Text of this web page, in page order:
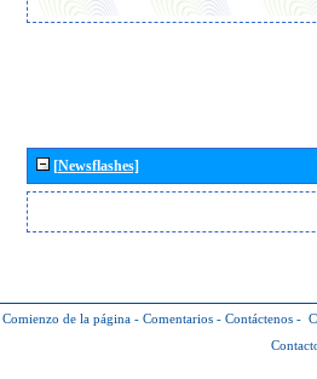
[Newsflashes]
Comienzo de la página - Comentarios - Contáctenos -